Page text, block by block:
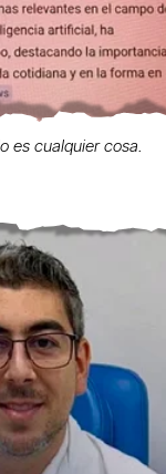
es cualquier cosa.